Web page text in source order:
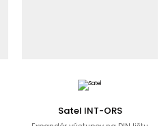
Satel INT-ORS